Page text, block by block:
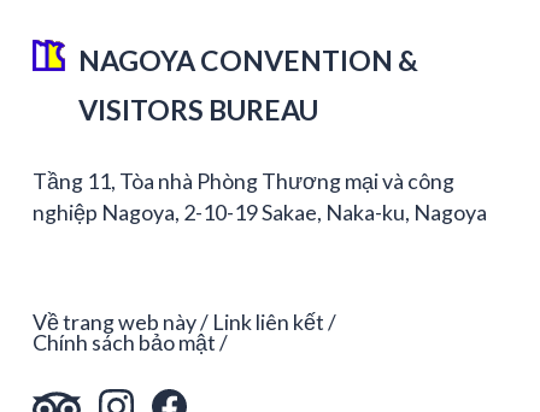
NAGOYA CONVENTION &
VISITORS BUREAU
Tầng 11, Tòa nhà Phòng Thương mại và công
nghiệp Nagoya, 2-10-19 Sakae, Naka-ku, Nagoya
Về trang web này Link liên kết
Chính sách bảo mật